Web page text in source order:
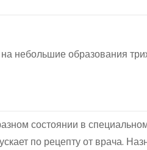
небольшие образования
состоянии в
по рецепту от врача.